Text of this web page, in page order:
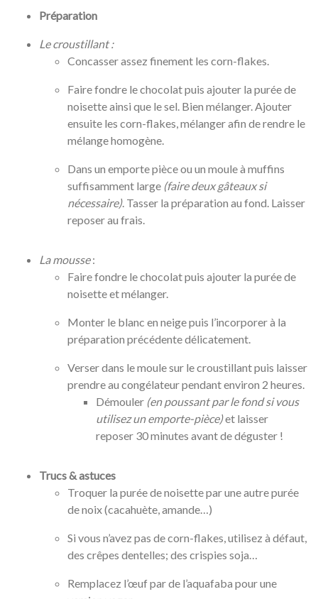
Préparation
Le croustillant :
Concasser assez finement les corn-flakes.
Faire fondre le chocolat puis ajouter la purée de
noisette ainsi que le sel. Bien mélanger. Ajouter
ensuite les corn-flakes, mélanger afin de rendre le
mélange homogène.
Dans un emporte pièce ou un moule à muffins
suffisamment large (faire deux gâteaux si
nécessaire). Tasser la préparation au fond. Laisser
reposer au frais.
La mousse:
Faire fondre le chocolat puis ajouter la purée de
noisette et mélanger.
Monter le blanc en neige puis l’incorporer à la
préparation précédente délicatement.
Verser dans le moule sur le croustillant puis laisser
prendre au congélateur pendant environ 2 heures.
Démouler (en poussant par le fond si vous
utilisez un emporte-pièce)et laisser
reposer 30 minutes avant de déguster !
Trucs & astuces
Troquer la purée de noisette par une autre purée
de noix (cacahuète, amande…)
Si vous n’avez pas de corn-flakes, utilisez à défaut,
des crêpes dentelles; des crispies soja…
Remplacez l’œuf par de l’aquafaba pour une